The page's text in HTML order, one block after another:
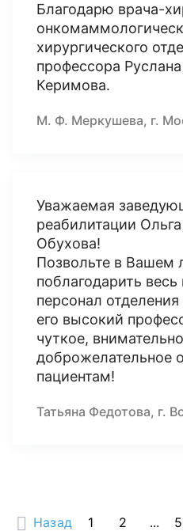
Благодарю врача-
хирургического
профессора
Керимова.
М. Ф. Меркушева, г.
Уважаемая
реабилитации
Обухова!
Позвольте в Вашем
поблагодарить
персонал
его высокий
чуткое,
доброжелательное
пациентам!
Татьяна Федотова, г.
Назад 1 2 ...